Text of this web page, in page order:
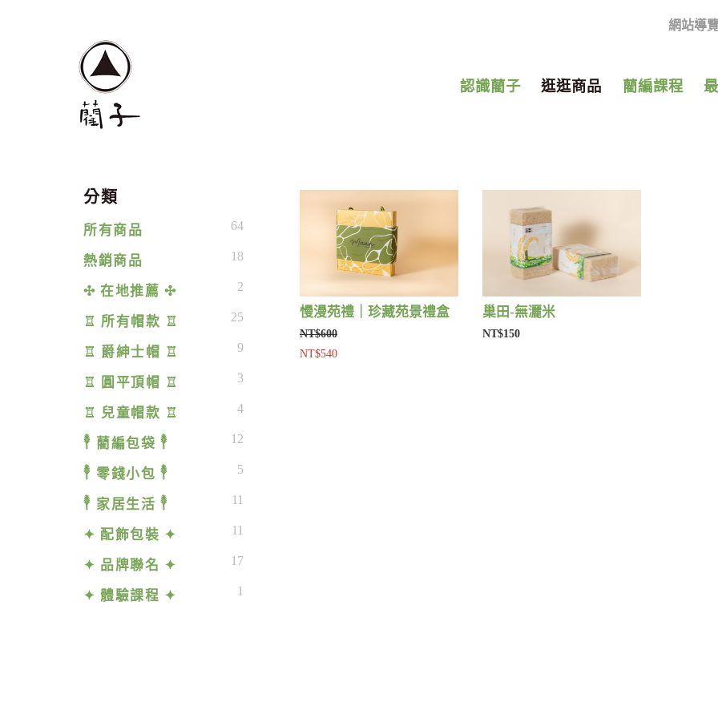
網站導
認識藺子 逛逛商品 藺編課程
分類
所有商品 64
熱銷商品 18
✣ 在地推薦 ✣ 2
♖ 所有帽款 ♖ 25
♖ 爵紳士帽 ♖ 9
♖ 圓平頂帽 ♖ 3
♖ 兒童帽款 ♖ 4
𓇣 藺編包袋 𓇣 12
𓇣 零錢小包 𓇣 5
𓇣 家居生活 𓇣 11
✦ 配飾包裝 ✦ 11
✦ 品牌聯名 ✦ 17
✦ 體驗課程 ✦ 1
慢漫苑禮｜珍藏苑景禮盒
NT$600
NT$540
巢田-無灑米
NT$150